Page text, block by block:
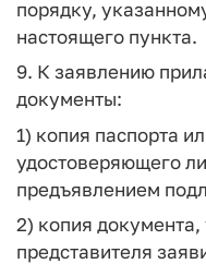
порядку,
настоящего пункта.
9. К заявлению
документы:
1) копия паспорта
удостоверяющего
предъявлением
2) копия
представителя